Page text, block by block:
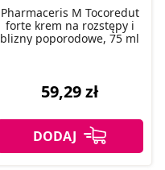
Pharmaceris M Tocoredut
forte krem na rozstępy i
blizny poporodowe, 75 ml
59,29 zł